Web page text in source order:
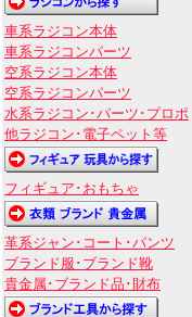
車系ラジコン本体
車系ラジコンパーツ
空系ラジコン本体
空系ラジコンパーツ
水系ラジコン･パーツ･プロポ
他ラジコン･電子ペット等
フィギュア･おもちゃ
革系ジャン･コート･パンツ
ブランド服･ブランド靴
貴金属･ブランド品･財布